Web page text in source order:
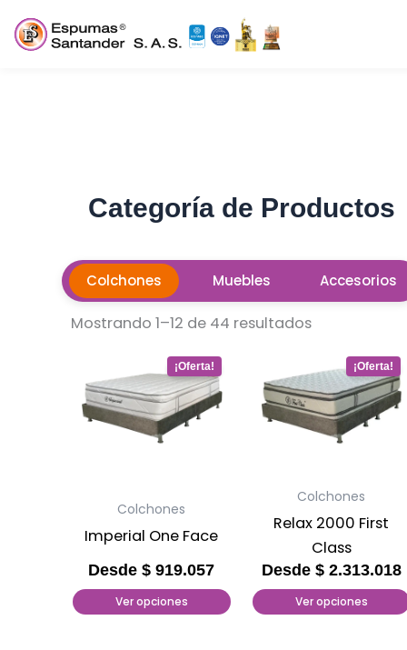
Descuentos increíbles en muebles y
colchones
Categoría de Productos
Colchones Muebles Accesorios
Mostrando 1–12 de 44 resultados
Colchones
Imperial One Face
Desde$ 919.057
Ver opciones
Este
producto
tiene
múltiples
opciones
se
elegir
en
Colchones
Relax 2000 First
Class
Desde $2.313.018
Ver opciones
Este
producto
tiene
múltiples
opciones
se
pueden
elegir
en